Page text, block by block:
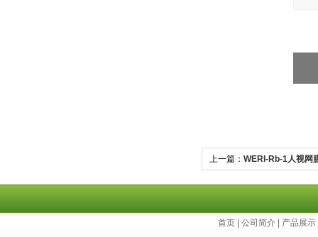
上一篇： WERI-Rb-1人视网
首页 公司简介 产品展示